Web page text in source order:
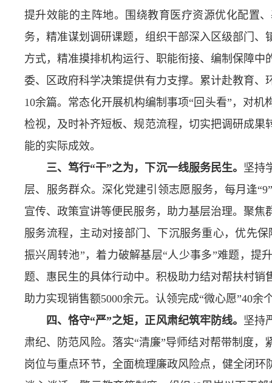
提升效能的主阵地。围绕教育医疗资源优化配置
务，精准谋划调研课题，组织干部深入区级部门
方式，精准摸排机构运行、职能衔接、编制保障
委、区政府科学决策提供有力支撑。累计赴教育
10余篇。常态化开展机构编制事项“回头看”，对
检视，及时补齐短板、规范流程，切实把调研成
能的实际成效。
三、笃行“干”之为，下沉一线服务民生。
坚持
层、服务群众。深化党建引领志愿服务，每月逢
宣传、政策宣讲等便民服务，助力基层治理。聚
服务流程，主动对接部门、下沉服务重心，优先
振兴周转池”，着力破解基层“人少事多”难题，提
题、惠民生的具体行动中。积极助力结对帮扶村
助力实现销售额5000余元。认领完成“微心愿”40余
四、恪守“严”之矩，正风肃纪筑牢防线。
坚持
肃纪、防范风险。落实“清廉”导师结对帮带制度
岗位与重点环节，全面梳理廉政风险点，健全闭